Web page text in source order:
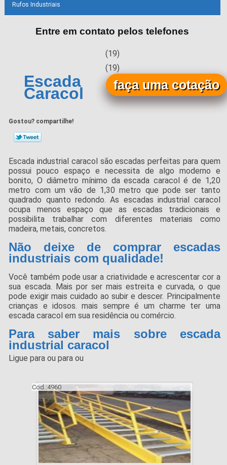
Rufos Industriais
Entre em contato pelos telefones
(19)
(19)
Escada Industrial
Caracol
Gostou? compartilhe!
Escada industrial caracol são escadas perfeitas para quem
possui pouco espaço e necessita de algo moderno e
bonito, O diâmetro mínimo da escada caracol é de 1,20
metro com um vão de 1,30 metro que pode ser tanto
quadrado quanto redondo. As escadas industrial caracol
ocupa menos espaço que as escadas tradicionais e
possibilita trabalhar com diferentes materiais como
madeira, metais, concretos.
Não deixe de comprar escadas
industriais com qualidade!
Você também pode usar a criatividade e acrescentar cor a
sua escada. Mais por ser mais estreita e curvada, o que
pode exigir mais cuidado ao subir e descer. Principalmente
crianças e idosos. mais sempre é um charme ter uma
escada caracol em sua residência ou comércio.
Para saber mais sobre escada
industrial caracol
Ligue paraou paraou
faça uma cotação
Cod.:4960